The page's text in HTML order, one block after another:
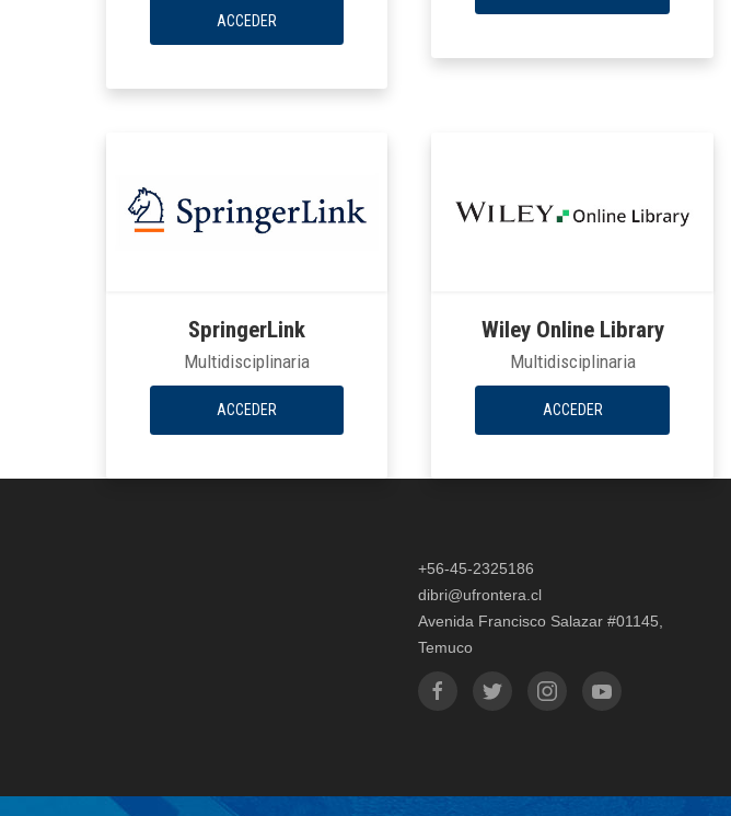
ACCEDER
SpringerLink
Multidisciplinaria
ACCEDER
Wiley Online Library
Multidisciplinaria
ACCEDER
+56-45-2325186
dibri@ufrontera.cl
Avenida Francisco Salazar #01145,
Temuco